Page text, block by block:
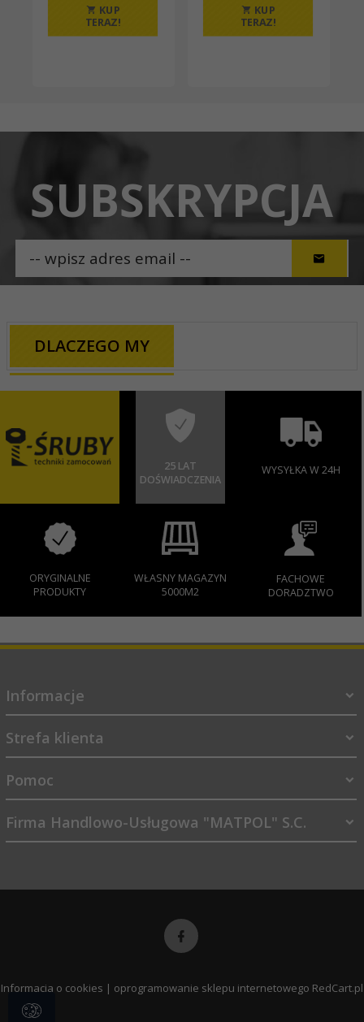
KUP
TERAZ!
KUP
TERAZ!
SUBSKRYPCJA
DLACZEGO MY
25 LAT
DOŚWIADCZENIA
WYSYŁKA W 24H
ORYGINALNE
PRODUKTY
WŁASNY MAGAZYN
5000M2
FACHOWE
DORADZTWO
Informacje
Strefa klienta
Pomoc
Firma Handlowo-Usługowa "MATPOL" S.C.
Informacja o cookies | oprogramowanie sklepu internetowego RedCart.pl